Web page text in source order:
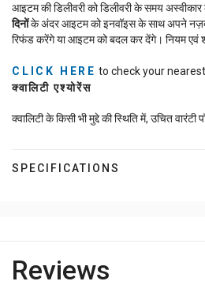
आइटम की डिलीवरी को डिलीवरी के समय
दिनोंके अंदर आइटम को इनवॉइस के साथ अपने
रिफंड करेंगे या आइटम को बदल कर देंगे। नियम एवं
CLICK HERE to check your
क्वालिटी एश्योरेंस
क्वालिटी के किसी भी मुद्दे की स्थिति में, उचित वारंटी
SPECIFICATIONS
Reviews